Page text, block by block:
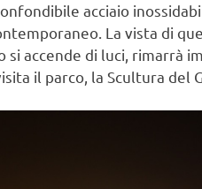
acciaio
La vista di
accende di luci, rimarrà
il parco, la Scultura del